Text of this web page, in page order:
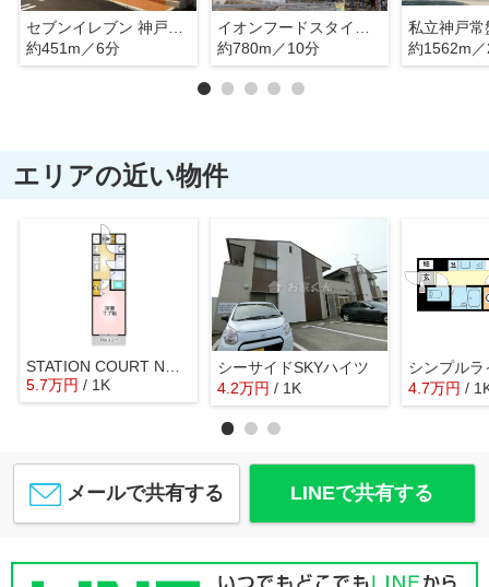
セブンイレブン 神戸明神町店
約451m／6分
イオンフードスタイル板宿店
約780m／10分
私立神戸常
約1562m
エリアの近い物件
5.7万円 / 1K
シーサイドSKYハイツ
4.2万円 / 1K
シンプルラ
4.7万円 /
メールで共有する LINEで共有する